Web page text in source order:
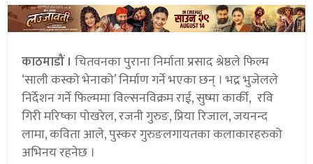
काठमाडौं । चितवनका पुराना निर्माता प्रसाद श्रेष्ठले फिल्म
‘साली कस्को भेनाको’ निर्माण गर्ने भएका छन् । भद्र भुजेलले
निर्देशन गर्ने फिल्ममा विल्सनविक्रम राई, सुष्मा कार्की, रवि
गिरी मरिष्का पोखरेल, रजनी गुरुङ, प्रिया रिजाल, जयनन्द
लामा, कविता आले, पुस्कर गुरुङलगायतका कलाकारहरुको
अभिनय रहनेछ ।